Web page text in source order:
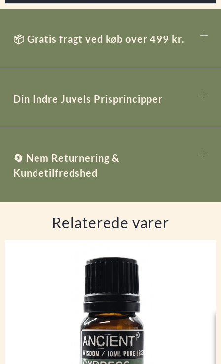
📦 Gratis fragt ved køb over 499 kr.
Din Indre Juvels Prisprincipper
🔄 Nem Returnering &
Kundetilfredshed
Relaterede varer